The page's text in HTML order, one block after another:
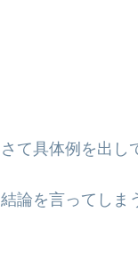
さて具体例を出し
結論を言ってしま